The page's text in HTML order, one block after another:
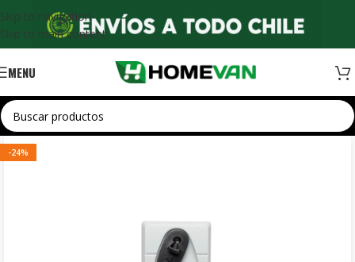
Skip to navigation
Skip to main content
MENU
-24%